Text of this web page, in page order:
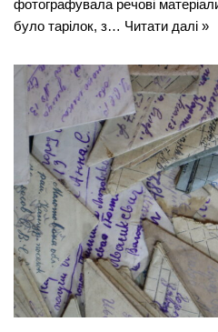
фотографувала речові
було тарілок, з… Читати далі »